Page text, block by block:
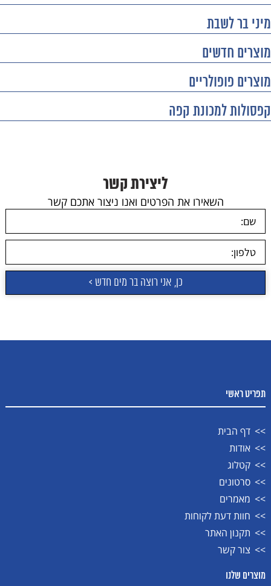
מיני בר לשבת
מוצרים חדשים
מוצרים פופולריים
קפסולות למכונת קפה
ליצירת קשר
השאירו את הפרטים ואנו ניצור אתכם קשר
תפריט ראשי
דף הבית
אודות
קטלוג
סרטונים
מאמרים
חוות דעת לקוחות
תקנון האתר
צור קשר
מוצרים שלנו